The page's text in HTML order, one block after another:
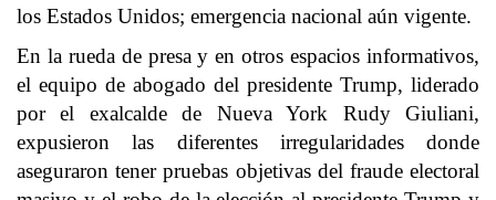
los Estados Unidos; emergencia nacional aún vigente.
En la rueda de presa y en otros espacios informativos,
el equipo de abogado del presidente Trump, liderado
por el exalcalde de Nueva York Rudy Giuliani,
expusieron las diferentes irregularidades donde
aseguraron tener pruebas objetivas del fraude electoral